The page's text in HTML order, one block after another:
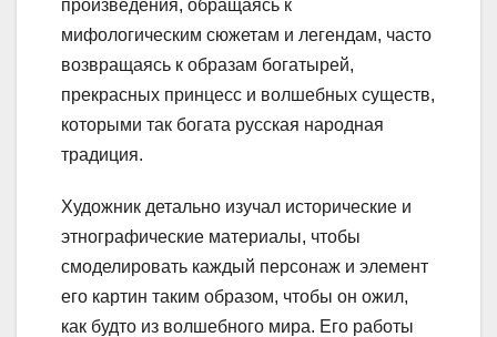
произведения, обращаясь к
мифологическим сюжетам и легендам, часто
возвращаясь к образам богатырей,
прекрасных принцесс и волшебных существ,
которыми так богата русская народная
традиция.
Художник детально изучал исторические и
этнографические материалы, чтобы
смоделировать каждый персонаж и элемент
его картин таким образом, чтобы он ожил,
как будто из волшебного мира. Его работы